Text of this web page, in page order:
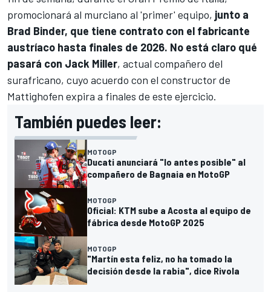
promocionará al murciano al 'primer' equipo, junto a
Brad Binder, que tiene contrato con el fabricante
austríaco hasta finales de 2026. No está claro qué
pasará con Jack Miller, actual compañero del
surafricano, cuyo acuerdo con el constructor de
Mattighofen expira a finales de este ejercicio.
También puedes leer:
MOTOGP
Ducati anunciará "lo antes posible" al
compañero de Bagnaia en MotoGP
MOTOGP
Oficial: KTM sube a Acosta al equipo de
fábrica desde MotoGP 2025
MOTOGP
"Martín esta feliz, no ha tomado la
decisión desde la rabia", dice Rivola